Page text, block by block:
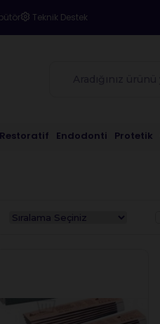
Teknik Destek
Restoratif Endodonti Protetik